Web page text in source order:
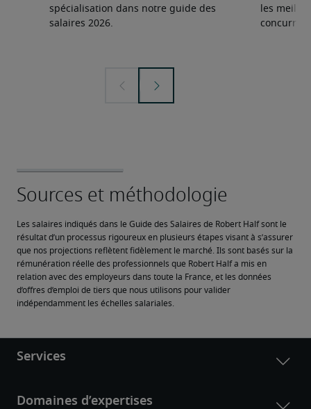
spécialisation dans notre guide des
salaires 2026.
les
Les salaires indiqués dans le Guide des Salaires de Robert Half sont le
résultat d’un processus rigoureux en plusieurs étapes visant à s’assurer
que nos projections reflètent fidèlement le marché. Ils sont basés sur la
rémunération réelle des professionnels que Robert Half a mis en
relation avec des employeurs dans toute la France, et les données
d’offres d’emploi de tiers que nous utilisons pour valider
indépendamment les échelles salariales.